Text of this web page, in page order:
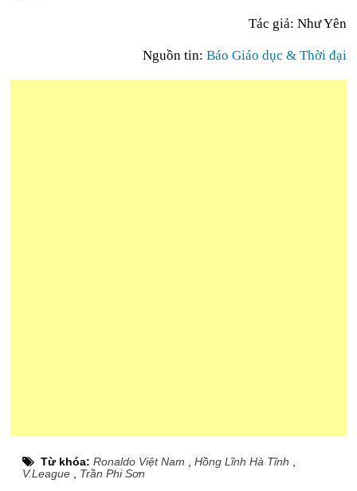
Tác giả: Như Yên
Nguồn tin: Báo Giáo dục & Thời đại
Từ khóa:Ronaldo Việt Nam ,Hồng Lĩnh Hà Tĩnh
V.League
Trần Phi Sơn